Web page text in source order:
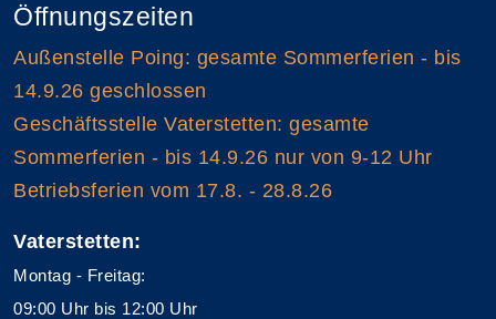
Öffnungszeiten
Außenstelle Poing: gesamte Sommerferien - bis
14.9.26 geschlossen
Geschäftsstelle Vaterstetten: gesamte
Sommerferien - bis 14.9.26 nur von 9-12 Uhr
Betriebsferien vom 17.8. - 28.8.26
Vaterstetten:
Montag - Freitag:
09:00 Uhr bis 12:00 Uhr